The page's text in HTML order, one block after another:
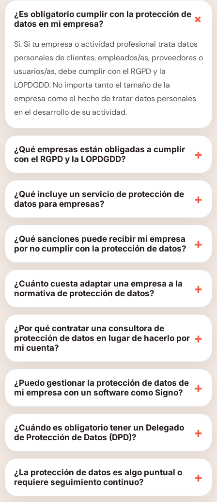
¿Es obligatorio cumplir con la protección de
datos en mi empresa?
+
Sí. Si tu empresa o actividad profesional trata datos
personales de clientes, empleados/as, proveedores o
usuarios/as, debe cumplir con el RGPD y la
LOPDGDD. No importa tanto el tamaño de la
empresa como el hecho de tratar datos personales
en el desarrollo de su actividad.
¿Qué empresas están obligadas a cumplir
con el RGPD y la LOPDGDD?
+
¿Qué incluye un servicio de protección de
datos para empresas?
+
¿Qué sanciones puede recibir mi empresa
por no cumplir con la protección de datos?
+
¿Cuánto cuesta adaptar una empresa a la
normativa de protección de datos?
+
¿Por qué contratar una consultora de
protección de datos en lugar de hacerlo por
mi cuenta?
+
¿Puedo gestionar la protección de datos de
mi empresa con un software como Signo?
+
¿Cuándo es obligatorio tener un Delegado
de Protección de Datos (DPD)?
+
¿La protección de datos es algo puntual o
requiere seguimiento continuo?
+